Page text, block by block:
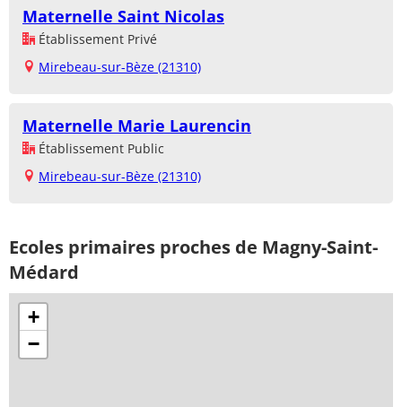
Maternelle Saint Nicolas
Établissement Privé
Mirebeau-sur-Bèze (21310)
Maternelle Marie Laurencin
Établissement Public
Mirebeau-sur-Bèze (21310)
Ecoles primaires proches de Magny-Saint-
Médard
+
−